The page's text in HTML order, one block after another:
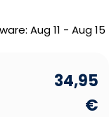
Aug 11 - Aug 15
34,95
€